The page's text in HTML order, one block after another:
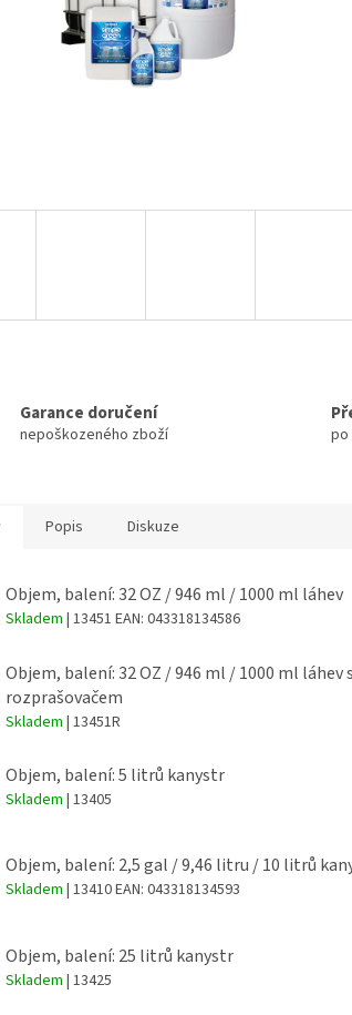
Garance doručení
nepoškozeného zboží po
Popis Diskuze
Objem, balení: 32 OZ / 946 ml / 1000 ml láhev
Skladem | 13451 EAN: 043318134586
Objem, balení: 32 OZ / 946 ml / 1000 ml láhev s
rozprašovačem
Skladem | 13451R
Objem, balení: 5 litrů kanystr
Skladem | 13405
Objem, balení: 2,5 gal / 9,46 litru / 10 litrů
Skladem | 13410EAN: 043318134593
Objem, balení: 25 litrů kanystr
Skladem | 13425